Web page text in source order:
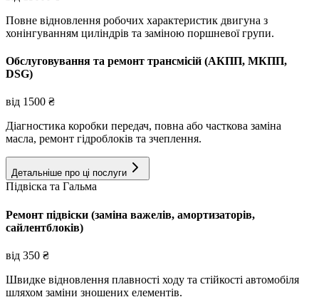
Повне відновлення робочих характеристик двигуна з
хонінгуванням циліндрів та заміною поршневої групи.
Обслуговування та ремонт трансмісій (АКПП, МКПП,
DSG)
від 1500 ₴
Діагностика коробки передач, повна або часткова заміна
масла, ремонт гідроблоків та зчеплення.
Детальніше про ці послуги
Підвіска та Гальма
Ремонт підвіски (заміна важелів, амортизаторів,
сайлентблоків)
від 350 ₴
Швидке відновлення плавності ходу та стійкості автомобіля
шляхом заміни зношених елементів.